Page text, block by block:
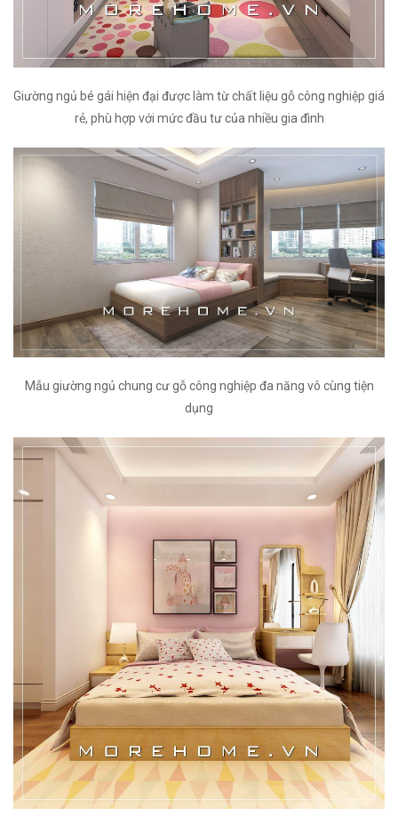
Giường ngủ bé gái hiện đại được làm từ chất liệu gỗ công nghiệp giá
rẻ, phù hợp với mức đầu tư của nhiều gia đình
Mẫu giường ngủ chung cư gỗ công nghiệp đa năng vô cùng tiện
dụng